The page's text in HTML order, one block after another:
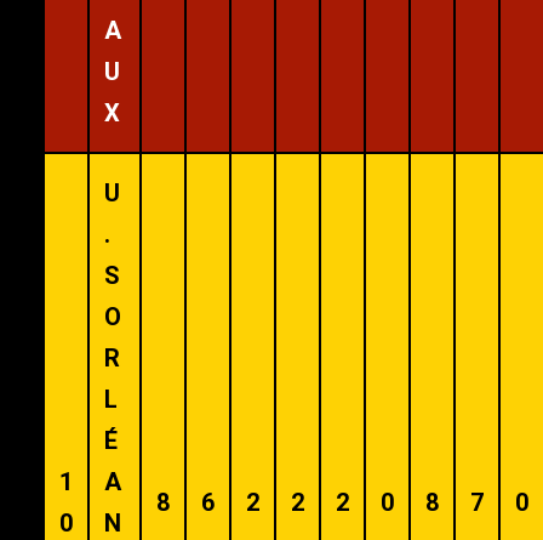
A
U
X
1
0
U
.
S
O
R
L
É
A
N
8 6 2 2 2 0 8 7 0